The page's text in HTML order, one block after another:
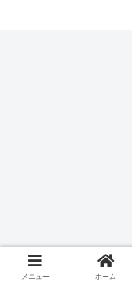
メニュー ホーム